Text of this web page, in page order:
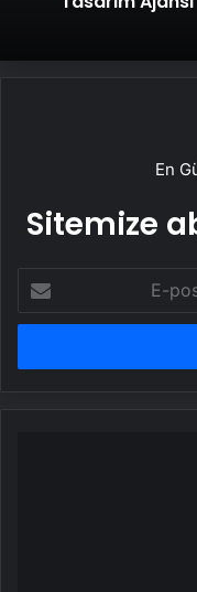
En
Sitemize
posta
adresinizi